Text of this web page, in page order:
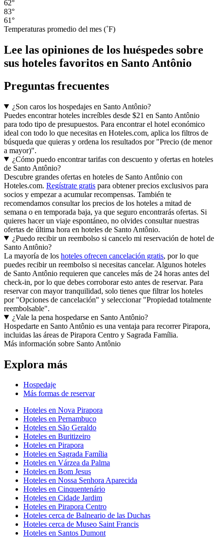
62°
83°
61°
Temperaturas promedio del mes (˚F)
Lee las opiniones de los huéspedes sobre
sus hoteles favoritos en Santo Antônio
Preguntas frecuentes
¿Son caros los hospedajes en Santo Antônio?
Puedes encontrar hoteles increíbles desde $21 en Santo Antônio
para todo tipo de presupuestos. Para encontrar el hotel económico
ideal con todo lo que necesitas en Hoteles.com, aplica los filtros de
búsqueda que quieras y ordena los resultados por "Precio (de menor
a mayor)".
¿Cómo puedo encontrar tarifas con descuento y ofertas en hoteles
de Santo Antônio?
Descubre grandes ofertas en hoteles de Santo Antônio con
Hoteles.com. Regístrate gratis para obtener precios exclusivos para
socios y empezar a acumular recompensas. También te
recomendamos consultar los precios de los hoteles a mitad de
semana o en temporada baja, ya que seguro encontrarás ofertas. Si
quieres hacer un viaje espontáneo, no olvides consultar nuestras
ofertas de última hora en hoteles de Santo Antônio.
¿Puedo recibir un reembolso si cancelo mi reservación de hotel de
Santo Antônio?
La mayoría de los hoteles ofrecen cancelación gratis, por lo que
puedes recibir un reembolso si necesitas cancelar. Algunos hoteles
de Santo Antônio requieren que canceles más de 24 horas antes del
check-in, por lo que debes corroborar esto antes de reservar. Para
reservar con mayor tranquilidad, solo tienes que filtrar los hoteles
por "Opciones de cancelación" y seleccionar "Propiedad totalmente
reembolsable".
¿Vale la pena hospedarse en Santo Antônio?
Hospedarte en Santo Antônio es una ventaja para recorrer Pirapora,
incluidas las áreas de Pirapora Centro y Sagrada Família.
Más información sobre Santo Antônio
Explora más
Hospedaje
Más formas de reservar
Hoteles en Nova Pirapora
Hoteles en Pernambuco
Hoteles en São Geraldo
Hoteles en Buritizeiro
Hoteles en Pirapora
Hoteles en Sagrada Família
Hoteles en Várzea da Palma
Hoteles en Bom Jesus
Hoteles en Nossa Senhora Aparecida
Hoteles en Cinquentenário
Hoteles en Cidade Jardim
Hoteles en Pirapora Centro
Hoteles cerca de Balneario de las Duchas
Hoteles cerca de Museo Saint Francis
Hoteles en Santos Dumont